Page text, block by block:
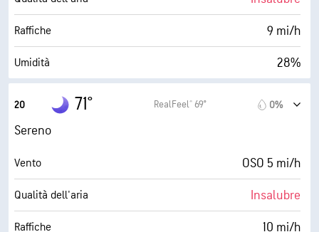
Strato di nuvole 30000 ft
Raffiche 9 mi/h
Umidità 28%
Punto di rugiada
AccuLumen Brightness Index™
Nuvolosità 0%
Visibilità 9 mi
Strato di nuvole 30000 ft
20 71° RealFeel® 69° 0%
Sereno
Vento OSO 5 mi/h
Qualità dell'aria Insalubre
Raffiche 10 mi/h